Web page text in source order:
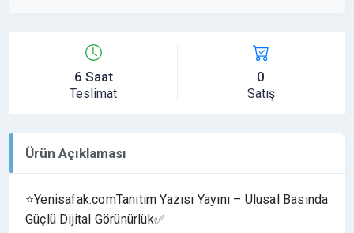
6 Saat
Teslimat
0
Satış
Ürün Açıklaması
⭐Yenisafak.comTanıtım Yazısı Yayını – Ulusal Basında
Güçlü Dijital Görünürlük✅